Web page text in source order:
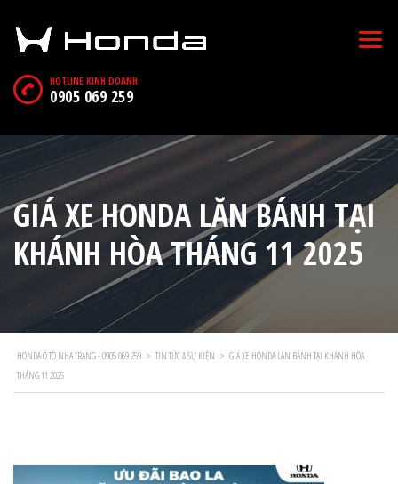
HOTLINE KINH DOANH:
0905 069 259
GIÁ XE HONDA LĂN BÁNH TẠI
KHÁNH HÒA THÁNG 11 2025
HONDA Ô TÔ NHA TRANG - 0905 069 259 > TIN TỨC & SỰ KIỆN > GIÁ XE HONDA LĂN BÁNH TẠI KHÁNH HÒA
THÁNG 11 2025